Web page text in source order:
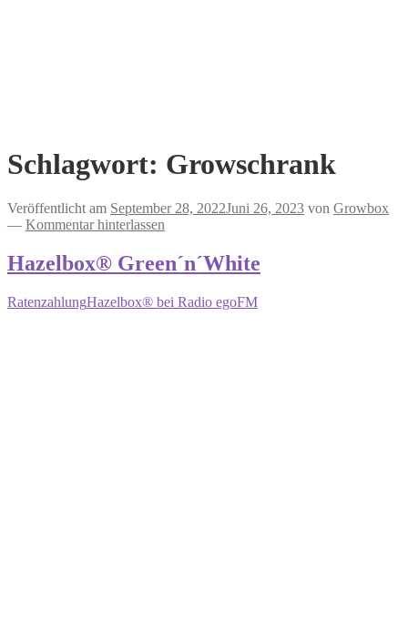
Schlagwort: Growschrank
Veröffentlicht am September 28, 2022Juni 26, 2023 von Growbox
— Kommentar hinterlassen
Hazelbox® Green´n´White
RatenzahlungHazelbox® bei Radio egoFM